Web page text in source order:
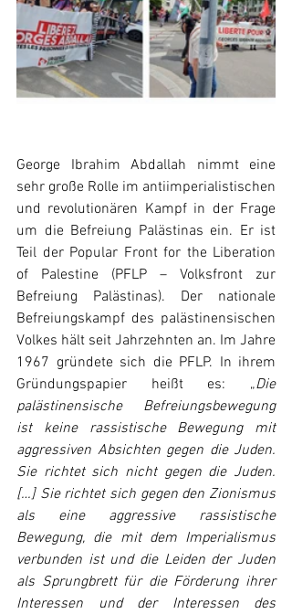
George Ibrahim Abdallah nimmt eine
sehr große Rolle im antiimperialistischen
und revolutionären Kampf in der Frage
um die Befreiung Palästinas ein. Er ist
Teil der Popular Front for the Liberation
of Palestine (PFLP – Volksfront zur
Befreiung Palästinas). Der nationale
Befreiungskampf des palästinensischen
Volkes hält seit Jahrzehnten an. Im Jahre
1967 gründete sich die PFLP. In ihrem
Gründungspapier heißt es: „Die
palästinensische Befreiungsbewegung
ist keine rassistische Bewegung mit
aggressiven Absichten gegen die Juden.
Sie richtet sich nicht gegen die Juden.
[…] Sie richtet sich gegen den Zionismus
als eine aggressive rassistische
Bewegung, die mit dem Imperialismus
verbunden ist und die Leiden der Juden
als Sprungbrett für die Förderung ihrer
Interessen und der Interessen des